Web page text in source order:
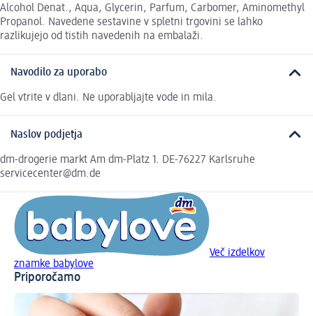
Alcohol Denat., Aqua, Glycerin, Parfum, Carbomer, Aminomethyl
Propanol. Navedene sestavine v spletni trgovini se lahko
razlikujejo od tistih navedenih na embalaži.
Navodilo za uporabo
Gel vtrite v dlani. Ne uporabljajte vode in mila.
Naslov podjetja
dm-drogerie markt Am dm-Platz 1. DE-76227 Karlsruhe
servicecenter@dm.de
Več izdelkov
znamke babylove
Priporočamo